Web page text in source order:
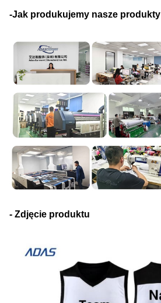
-Jak produkujemy nasze produkty
- Zdjęcie produktu